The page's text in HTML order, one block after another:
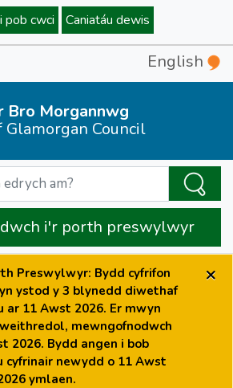
pob cwci Caniatáu dewis
English
Bro Morgannwg
Glamorgan Council
i'r porth preswylwyr
Preswylwyr: Bydd cyfrifon
ystod y 3 blynedd diwethaf
ar 11 Awst 2026. Er mwyn
mewngofnodwch
2026. Bydd angen i bob
cyfrinair newydd o 11 Awst
ymlaen.
×